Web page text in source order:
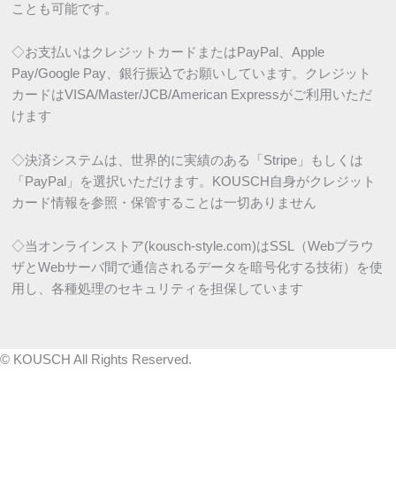
ことも可能です。
◇お支払いはクレジットカードまたはPayPal、Apple
Pay/Google Pay、銀行振込でお願いしています。クレジット
カードはVISA/Master/JCB/American Expressがご利用いただ
けます
◇決済システムは、世界的に実績のある「Stripe」もしくは
「PayPal」を選択いただけます。KOUSCH自身がクレジット
カード情報を参照・保管することは一切ありません
◇当オンラインストア(kousch-style.com)はSSL（Webブラウ
ザとWebサーバ間で通信されるデータを暗号化する技術）を使
用し、各種処理のセキュリティを担保しています
© KOUSCH All Rights Reserved.